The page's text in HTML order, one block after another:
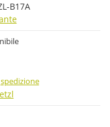
B17A
spedizione